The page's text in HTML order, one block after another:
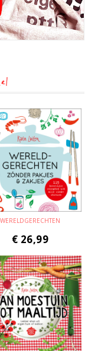
WERELDGERECHTEN
€ 26,99